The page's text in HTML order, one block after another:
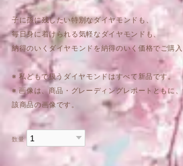
子に孫に残したい特別なダイヤモンドも、
毎日身に着けられる気軽なダイヤモンドも、
納得のいくダイヤモンドを納得のいく価格でご購
※ 私どもで扱うダイヤモンドはすべて新品です。
※ 画像は、商品・グレーディングレポートともに
該商品の画像です。
数量